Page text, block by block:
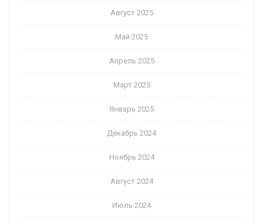
Август 2025
Май 2025
Апрель 2025
Март 2025
Январь 2025
Декабрь 2024
Ноябрь 2024
Август 2024
Июль 2024